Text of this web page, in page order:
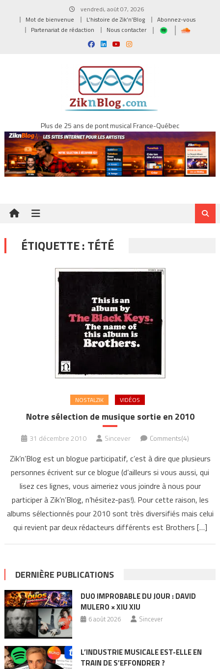
vendredi, août 07, 2026
Mot de bienvenue
L’histoire de Zik’n’Blog
Abonnez-vous
Partenariat de rédaction
Nous contacter
Plus de 25 ans de pont musical France-Québec
ÉTIQUETTE :TÉTÉ
NOSTALZIK VIDÉOS
Notre sélection de musique sortie en 2010
31 décembre 2010 Sincever Comments(4)
Zik’n’Blog est un blogue participatif, c’est à dire que plusieurs
personnes écrivent sur ce blogue (d’ailleurs si vous aussi, qui
lisez ces lignes, vous aimeriez vous joindre à nous pour
participer à Zik’n’Blog, n’hésitez-pas!). Pour cette raison, les
albums sélectionnés pour 2010 sont très diversifiés mais celui
qui revient par deux rédacteurs différents est Brothers […]
DERNIÈRE PUBLICATIONS
DUO IMPROBABLE DU JOUR : DAVID
MULERO × XIU XIU
6 août 2026 Sincever
L’INDUSTRIE MUSICALE EST-ELLE EN
TRAIN DE S’EFFONDRER ?